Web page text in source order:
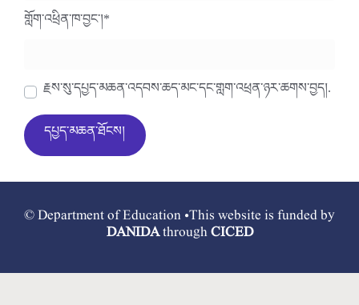
གློག་འཕྲིན་ཁ་བྱང་།*
རྗེས་སུ་དཔྱད་མཆན་འདེབས་ཆེད་མིང་དང་གློག་འཕྲིན་ཉར་ཚགས་བྱེད།.
© Department of Education •This website is funded by
DANIDAthroughCICED